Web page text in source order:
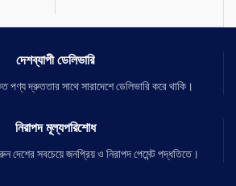
দেশব্যাপী ডেলিভারি
পণ্য দ্রুততার সাথে সারাদেশে ডেলিভারি করে থাকি।
নিরাপদ মূল্যপরিশোধ
দেশের সবচেয়ে জনপ্রিয় ও নিরাপদ পেমেন্ট পদ্ধতিতে।